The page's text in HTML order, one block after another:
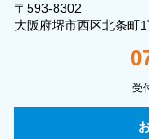
〒593-8302
大阪府堺市西区北条町
受